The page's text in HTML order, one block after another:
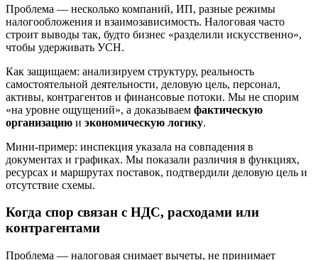
Проблема — несколько компаний, ИП, разные режимы
налогообложения и взаимозависимость. Налоговая часто
строит выводы так, будто бизнес «разделили искусственно»,
чтобы удерживать УСН.
Как защищаем: анализируем структуру, реальность
самостоятельной деятельности, деловую цель, персонал,
активы, контрагентов и финансовые потоки. Мы не спорим
«на уровне ощущений», а доказываем фактическую
организацию и экономическую логику.
Мини‑пример: инспекция указала на совпадения в
документах и графиках. Мы показали различия в функциях,
ресурсах и маршрутах поставок, подтвердили деловую цель и
отсутствие схемы.
Когда спор связан с НДС, расходами или
контрагентами
Проблема — налоговая снимает вычеты, не принимает